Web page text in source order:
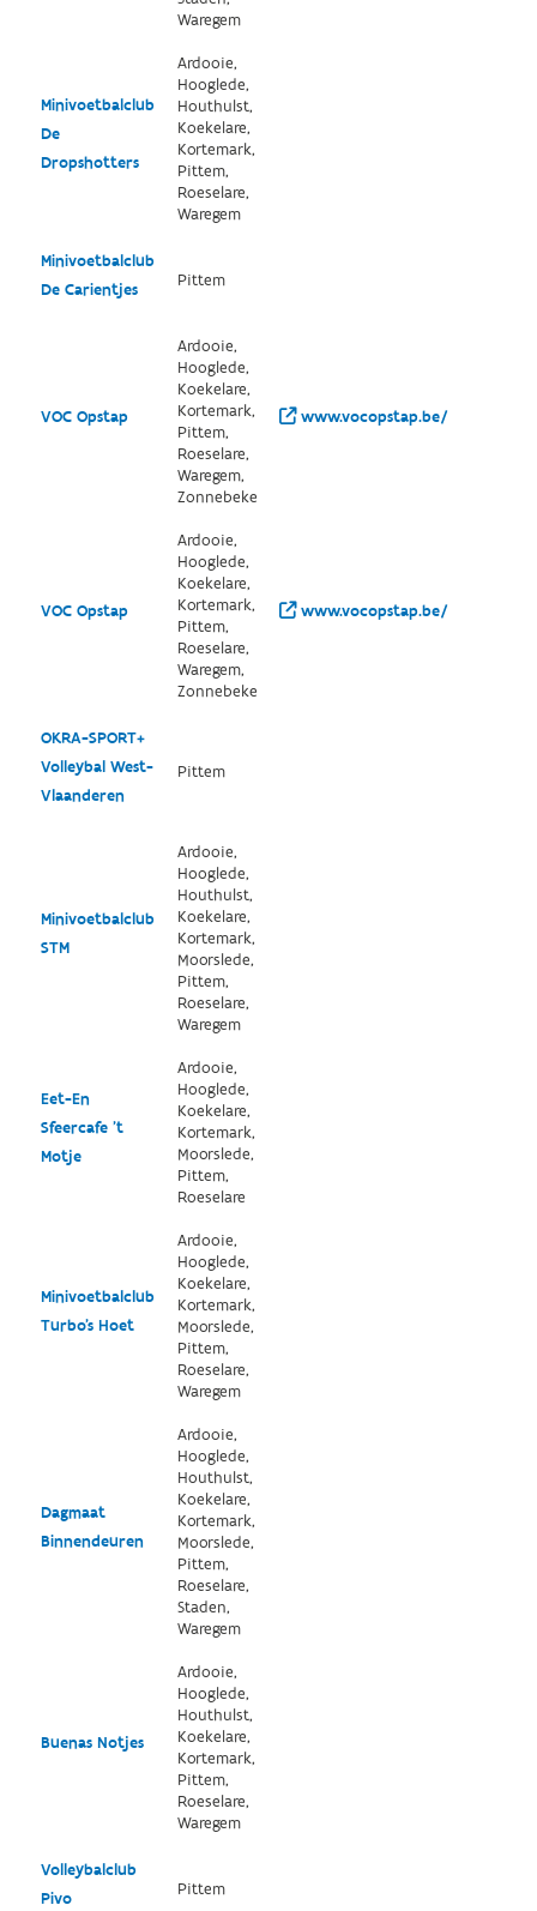
Waregem
Minivoetbalclub
De
Dropshotters
Ardooie,
Hooglede,
Houthulst,
Koekelare,
Kortemark,
Pittem,
Roeselare,
Waregem
Minivoetbalclub
De Carientjes
Pittem
VOC Opstap
Ardooie,
Hooglede,
Koekelare,
Kortemark,
Pittem,
Roeselare,
Waregem,
Zonnebeke
www.vocopstap.be/
VOC Opstap
Ardooie,
Hooglede,
Koekelare,
Kortemark,
Pittem,
Roeselare,
Waregem,
Zonnebeke
www.vocopstap.be/
OKRA-SPORT+
Volleybal West-
Vlaanderen
Pittem
Minivoetbalclub
STM
Ardooie,
Hooglede,
Houthulst,
Koekelare,
Kortemark,
Moorslede,
Pittem,
Roeselare,
Waregem
Eet-En
Sfeercafe 't
Motje
Ardooie,
Hooglede,
Koekelare,
Kortemark,
Moorslede,
Pittem,
Roeselare
Minivoetbalclub
Turbo's Hoet
Ardooie,
Hooglede,
Koekelare,
Kortemark,
Moorslede,
Pittem,
Roeselare,
Waregem
Dagmaat
Binnendeuren
Ardooie,
Hooglede,
Houthulst,
Koekelare,
Kortemark,
Moorslede,
Pittem,
Roeselare,
Staden,
Waregem
Buenas Notjes
Ardooie,
Hooglede,
Houthulst,
Koekelare,
Kortemark,
Pittem,
Roeselare,
Waregem
Volleybalclub
Pivo
Pittem